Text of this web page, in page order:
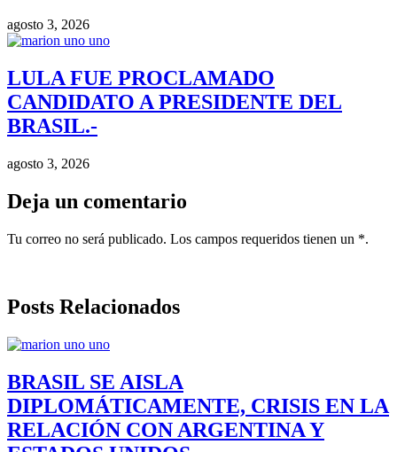
agosto 3, 2026
LULA FUE PROCLAMADO
CANDIDATO A PRESIDENTE DEL
BRASIL.-
agosto 3, 2026
Deja un comentario
Tu correo no será publicado. Los campos requeridos tienen un *.
Posts Relacionados
BRASIL SE AISLA
DIPLOMÁTICAMENTE, CRISIS EN LA
RELACIÓN CON ARGENTINA Y